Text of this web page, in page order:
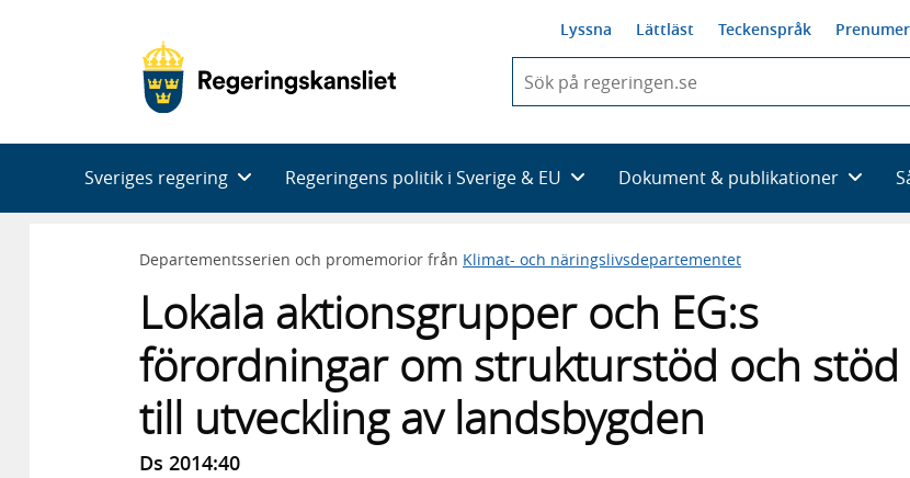
Lyssna Lättläst Teckenspråk
du
skriva
framträder
en
med
Sveriges regering Regeringens politik i Sverige & EU Dokument & publikationer
Departementsserien och promemorior från Klimat- och näringslivsdepartementet
Lokala aktionsgrupper och EG:s
förordningar om strukturstöd och stöd
till utveckling av landsbygden
Ds 2014:40